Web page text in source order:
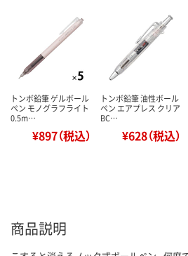
トンボ鉛筆 ゲルボール
ペン モノグラフライト
0.5m…
¥897（税込）
トンボ鉛筆 油性ボール
ペン エアプレス クリア
BC…
¥628（税込）
商品説明